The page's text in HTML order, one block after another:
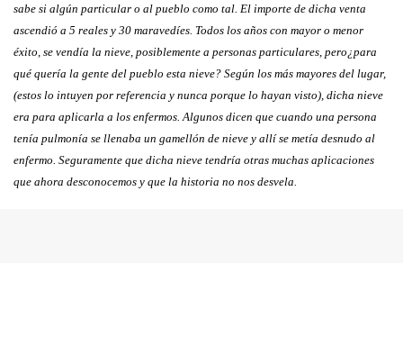
sabe si algún particular o al pueblo como tal. El importe de dicha venta
ascendió a 5 reales y 30 maravedíes. Todos los años con mayor o menor
éxito, se vendía la nieve, posiblemente a personas particulares, pero¿para
qué quería la gente del pueblo esta nieve? Según los más mayores del lugar,
(estos lo intuyen por referencia y nunca porque lo hayan visto), dicha nieve
era para aplicarla a los enfermos. Algunos dicen que cuando una persona
tenía pulmonía se llenaba un gamellón de nieve y allí se metía desnudo al
enfermo. Seguramente que dicha nieve tendría otras muchas aplicaciones
que ahora desconocemos y que la historia no nos desvela.